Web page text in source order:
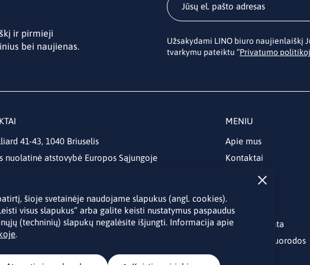
ir pirmieji
bei naujienas.
Užsakydami LINO biuro naujienlaiškį
tvarkymu pateiktu “Privatumo
41-43, 1040 Briuselis
nuolatinė atstovybė Europos Sąjungoje
MENIU
Apie mus
Kontaktai
Naujienos
Biblioteka
Skelbimų lenta
Naudingos nuorodos
šioje svetainėje naudojame slapukus (angl. cookies).
visus slapukus“ arba galite keisti nustatymus paspaudus
(techninių) slapukų negalėsite išjungti. Informacija apie
.